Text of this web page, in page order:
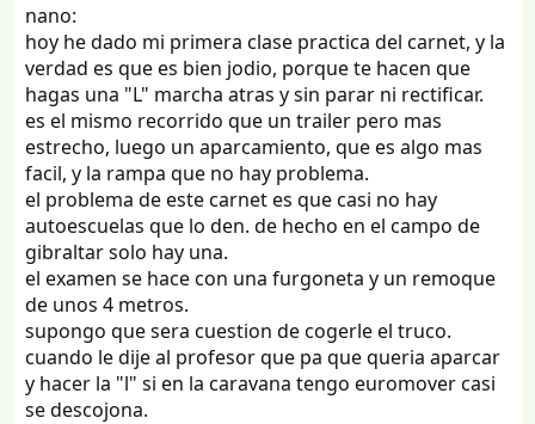
nano:
hoy he dado mi primera clase practica del carnet, y la
verdad es que es bien jodio, porque te hacen que
hagas una "L" marcha atras y sin parar ni rectificar.
es el mismo recorrido que un trailer pero mas
estrecho, luego un aparcamiento, que es algo mas
facil, y la rampa que no hay problema.
el problema de este carnet es que casi no hay
autoescuelas que lo den. de hecho en el campo de
gibraltar solo hay una.
el examen se hace con una furgoneta y un remoque
de unos 4 metros.
supongo que sera cuestion de cogerle el truco.
cuando le dije al profesor que pa que queria aparcar
y hacer la "l" si en la caravana tengo euromover casi
se descojona.